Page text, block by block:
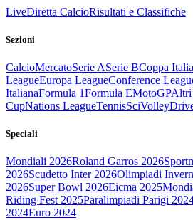
LiveDiretta CalcioRisultati e Classifiche
Sezioni
CalcioMercatoSerie ASerie BCoppa Italia
LeagueEuropa LeagueConference
ItalianaFormula 1Formula EMotoGPAltri
CupNations LeagueTennisSciVolley
Speciali
Mondiali 2026Roland Garros 2026
2026Scudetto Inter 2026Olimpiadi
2026Super Bowl 2026Eicma 2025
Riding Fest 2025Paralimpiadi Parigi
2024Euro 2024